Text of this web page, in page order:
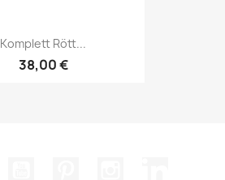
Komplett Rött...
38,00 €